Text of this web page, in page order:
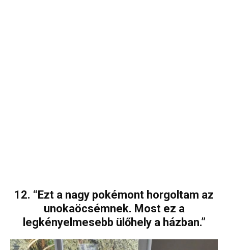
12. “Ezt a nagy pokémont horgoltam az
unokaöcsémnek. Most ez a
legkényelmesebb ülőhely a házban.”